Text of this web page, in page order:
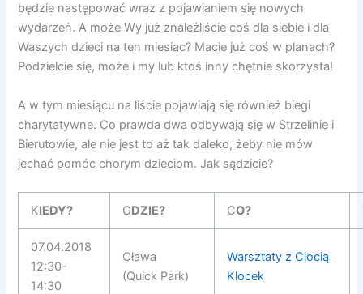
będzie następować wraz z pojawianiem się nowych
wydarzeń. A może Wy już znaleźliście coś dla siebie i dla
Waszych dzieci na ten miesiąc? Macie już coś w planach?
Podzielcie się, może i my lub ktoś inny chętnie skorzysta!
A w tym miesiącu na liście pojawiają się również biegi
charytatywne. Co prawda dwa odbywają się w Strzelinie i
Bierutowie, ale nie jest to aż tak daleko, żeby nie mów
jechać pomóc chorym dzieciom. Jak sądzicie?
KIEDY? GDZIE? CO?
07.04.2018
12:30-
14:30
Oława
(Quick Park)
Warsztaty z Ciocią
Klocek